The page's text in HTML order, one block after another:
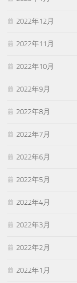
2022年12月
2022年11月
2022年10月
2022年9月
2022年8月
2022年7月
2022年6月
2022年5月
2022年4月
2022年3月
2022年2月
2022年1月